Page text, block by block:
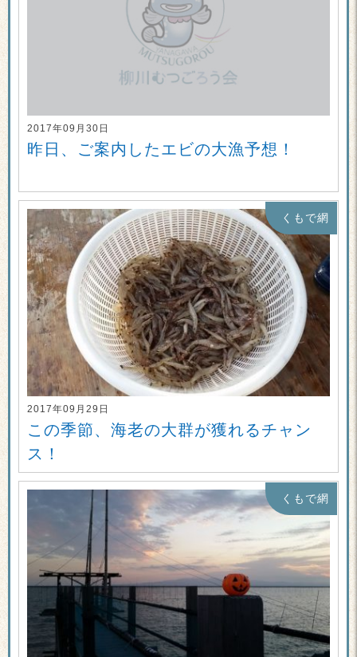
2017年09月30日
昨日、ご案内したエビの大漁予想！
くもで網
2017年09月29日
この季節、海老の大群が獲れるチャン
ス！
くもで網